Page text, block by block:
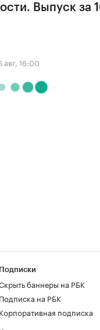
Выпуск
авг, 16:00
Подписки
баннеры на РБК
Подписка на РБК
Корпоративная подписка